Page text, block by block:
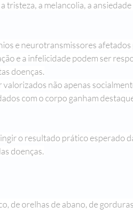
Stela Maris Grespan
tristeza, a melancolia, a
e neurotransmissores afetados
e a infelicidade podem ser
doenças.
não apenas
com o corpo ganham
o resultado prático esperado
doenças.
de orelhas de abano, de